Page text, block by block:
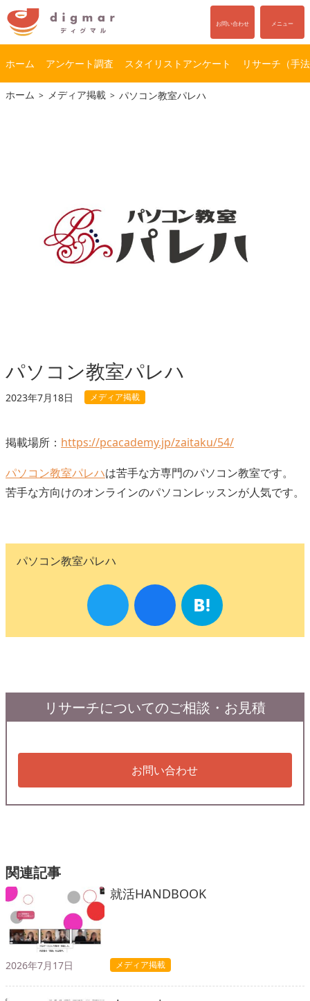
コ
ン
ナ
ビ
お問い合わせ メニュー
ホーム アンケート調査 スタイリストアンケート リサーチ（手
ホーム メディア掲載 パソコン教室パレハ
パソコン教室パレハ
2023年7月18日 メディア掲載
掲載場所： https://pcacademy.jp/zaitaku/54/
パソコン教室パレハは苦手な方専門のパソコン教室です。
苦手な方向けのオンラインのパソコンレッスンが人気です。
パソコン教室パレハ
リサーチについてのご相談・お見積
お問い合わせ
関連記事
就活HANDBOOK
2026年7月17日 メディア掲載